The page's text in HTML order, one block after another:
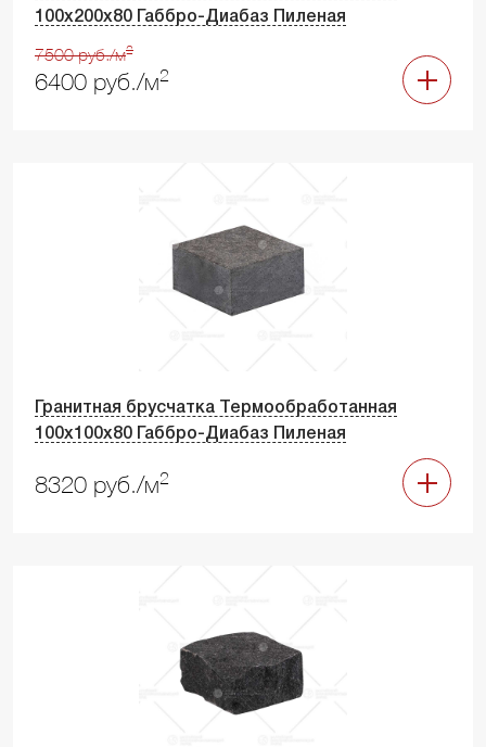
100х200х80 Габбро-Диабаз Пиленая
7500 руб./м2
6400 руб./м2
Гранитная брусчатка Термообработанная
100х100х80 Габбро-Диабаз Пиленая
8320 руб./м2